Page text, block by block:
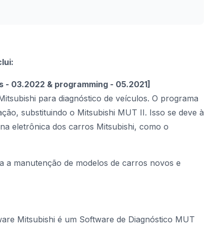
03.2022 & programming - 05.2021]
para diagnóstico de veículos. O programa
substituindo o Mitsubishi MUT II. Isso se deve à
eletrônica dos carros Mitsubishi, como o
a manutenção de modelos de carros novos e
Mitsubishi é um Software de Diagnóstico MUT